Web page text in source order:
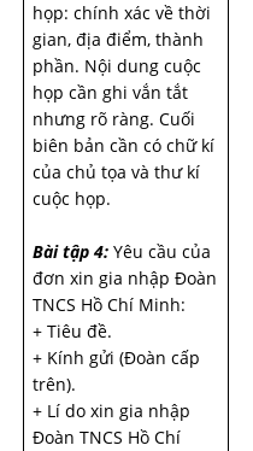
họp: chính xác về thời
gian, địa điểm, thành
phần. Nội dung cuộc
họp cần ghi vắn tắt
nhưng rõ ràng. Cuối
biên bản cần có chữ kí
của chủ tọa và thư kí
cuộc họp.
Bài tập 4: Yêu cầu của
đơn xin gia nhập Đoàn
TNCS Hồ Chí Minh:
+ Tiêu đề.
+ Kính gửi (Đoàn cấp
trên).
+ Lí do xin gia nhập
Đoàn TNCS Hồ Chí